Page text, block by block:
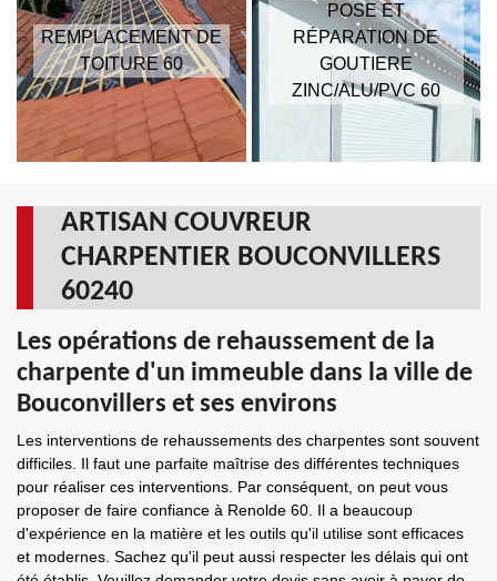
REMPLACEMENT DE
TOITURE 60
POSE ET
RÉPARATION DE
GOUTIERE
ZINC/ALU/PVC 60
ARTISAN COUVREUR
CHARPENTIER BOUCONVILLERS
60240
Les opérations de rehaussement de la
charpente d'un immeuble dans la ville de
Bouconvillers et ses environs
Les interventions de rehaussements des charpentes sont souvent
difficiles. Il faut une parfaite maîtrise des différentes techniques
pour réaliser ces interventions. Par conséquent, on peut vous
proposer de faire confiance à Renolde 60. Il a beaucoup
d'expérience en la matière et les outils qu'il utilise sont efficaces
et modernes. Sachez qu'il peut aussi respecter les délais qui ont